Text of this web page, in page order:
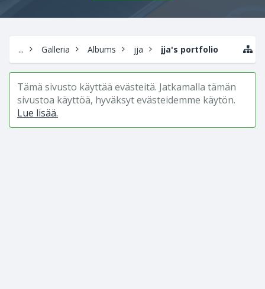
... Galleria Albums jja jja's portfolio
Tämä sivusto käyttää evästeitä. Jatkamalla tämän
sivustoa käyttöä, hyväksyt evästeidemme käytön.
Lue lisää.